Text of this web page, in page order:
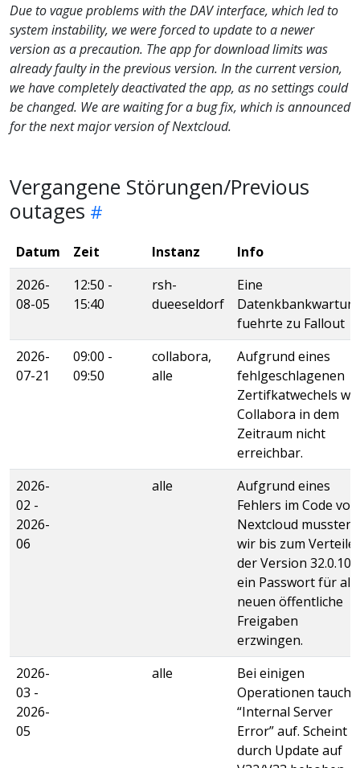
Due to vague problems with the DAV interface, which led to
system instability, we were forced to update to a newer
version as a precaution. The app for download limits was
already faulty in the previous version. In the current version,
we have completely deactivated the app, as no settings could
be changed. We are waiting for a bug fix, which is announced
for the next major version of Nextcloud.
Vergangene Störungen/Previous
outages
Datum Zeit Instanz
Info
2026-
08-05
12:50 -
15:40
rsh-
dueeseldorf
Eine
fuehrte zu Fallout
2026-
07-21
09:00 -
09:50
collabora,
alle
Aufgrund eines
fehlgeschlagenen
Zertifkatwechels
Collabora in dem
Zeitraum nicht
erreichbar.
2026-
02 -
2026-
06
alle
Aufgrund eines
Fehlers im Code von
Nextcloud mussten
wir bis zum
der Version 32.0.10.2
ein Passwort für alle
neuen öffentliche
Freigaben
erzwingen.
2026-
03 -
2026-
05
alle
Bei einigen
Operationen
“Internal Server
Error” auf. Scheint
durch Update auf